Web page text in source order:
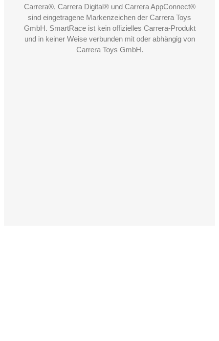
Carrera®, Carrera Digital® und Carrera AppConnect®
sind eingetragene Markenzeichen der Carrera Toys
GmbH. SmartRace ist kein offizielles Carrera-Produkt
und in keiner Weise verbunden mit oder abhängig von
Carrera Toys GmbH.